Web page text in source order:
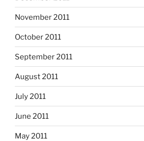
November 2011
October 2011
September 2011
August 2011
July 2011
June 2011
May 2011